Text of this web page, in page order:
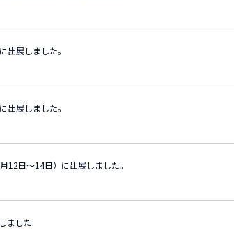
出展しました。
出展しました。
12日～14日）に出展しました。
ました